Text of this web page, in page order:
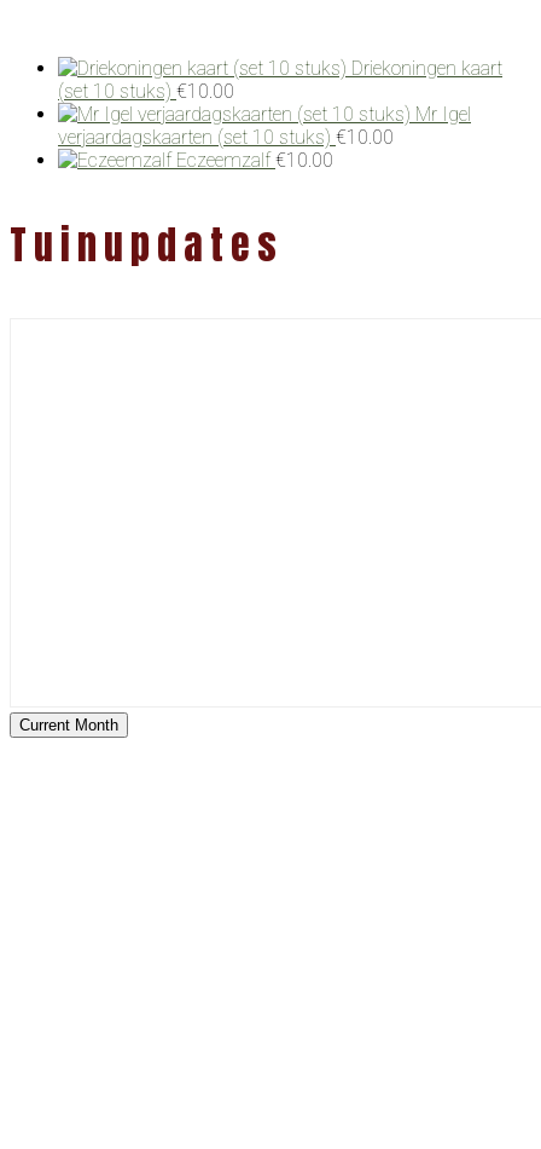
Driekoningen kaart
(set 10 stuks) €10.00
Mr Igel
verjaardagskaarten (set 10 stuks) €10.00
Eczeemzalf €10.00
Tuinupdates
Current Month